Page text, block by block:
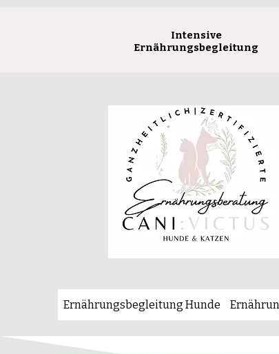
Intensive
Ernährungsbegleitung
Ernährungsbegleitung Hunde